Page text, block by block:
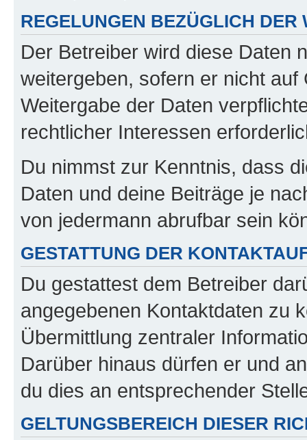
REGELUNGEN BEZÜGLICH DER
Der Betreiber wird diese Daten
weitergeben, sofern er nicht
Weitergabe der Daten
rechtlicher Interessen
Du nimmst zur Kenntnis, dass
Daten und deine Beiträge je
von jedermann abrufbar sein
GESTATTUNG DER
Du gestattest dem Betreiber
angegebenen Kontaktdaten zu
Übermittlung zentraler
Darüber hinaus dürfen er und
du dies an entsprechender
GELTUNGSBEREICH DIESER